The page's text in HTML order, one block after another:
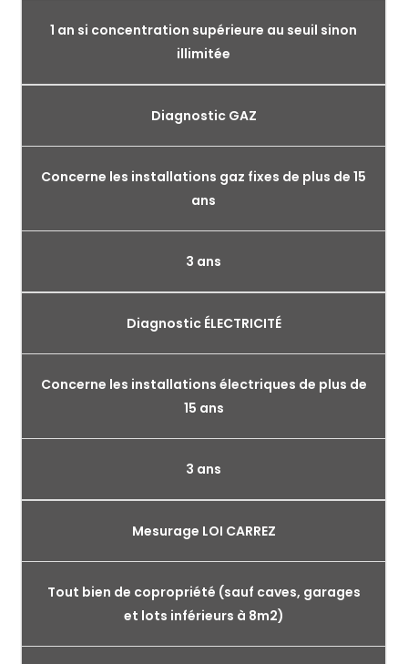
1 an si concentration supérieure au seuil sinon
illimitée
Diagnostic GAZ
Concerne les installations gaz fixes de plus de 15
ans
3 ans
Diagnostic ÉLECTRICITÉ
Concerne les installations électriques de plus de
15 ans
3 ans
Mesurage LOI CARREZ
Tout bien de copropriété (sauf caves, garages
et lots inférieurs à 8m2)